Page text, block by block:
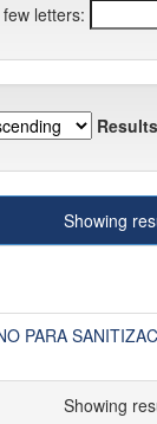
letters:
Showing
PARA
Showing